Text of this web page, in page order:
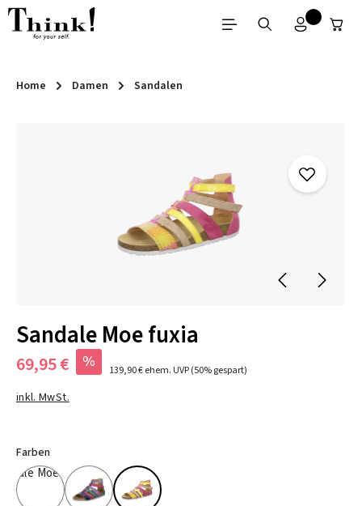
Zum Hauptinhalt springen
Home Damen Sandalen
Sandale Moe fuxia
69,95 € % 139,90 €ehem. UVP(50% gespart)
inkl. MwSt.
Farben